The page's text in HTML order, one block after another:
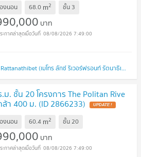
งนอน 68.0 m2 ชั้น 3
บาท
08/08/2026 7:49:00
Metro Luxe Riverfront Rattanathibet (เมโทร ลักซ์ ริเวอร์ฟรอนท์ รัตนาธิเบศร์)
. ชั้น 20 โครงการ The Politan Rive
ล้า 400 ม. (ID 2866233)
งนอน 60.4 m2 ชั้น20
บาท
08/08/2026 7:49:00